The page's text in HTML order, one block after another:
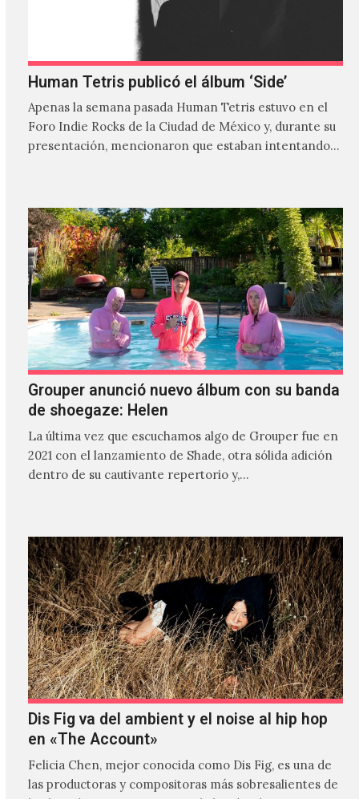
Human Tetris publicó el álbum ‘Side’
Apenas la semana pasada Human Tetris estuvo en el
Foro Indie Rocks de la Ciudad de México y, durante su
presentación, mencionaron que estaban intentando…
Grouper anunció nuevo álbum con su banda
de shoegaze: Helen
La última vez que escuchamos algo de Grouper fue en
2021 con el lanzamiento de Shade, otra sólida adición
dentro de su cautivante repertorio y,…
Dis Fig va del ambient y el noise al hip hop
en «The Account»
Felicia Chen, mejor conocida como Dis Fig, es una de
las productoras y compositoras más sobresalientes de